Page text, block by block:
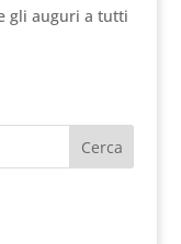
gli auguri a tutti